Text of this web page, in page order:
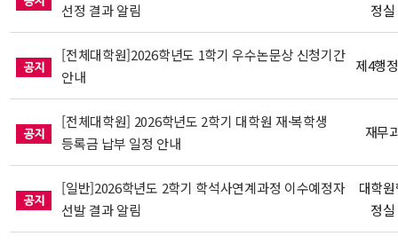
선정 결과 알림
정실
[전체대학원]2026학년도 1학기 우수논문상 신청기간
안내
제4행
[전체대학원] 2026학년도 2학기 대학원 재·복학생
등록금 납부 일정 안내
재무
[일반]2026학년도 2학기 학석사연계과정 이수예정자
선발 결과 알림
대학
정실